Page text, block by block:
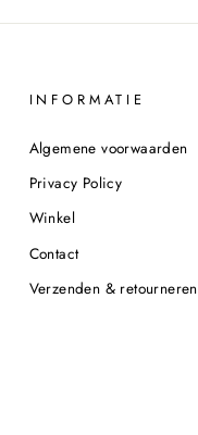
INFORMATIE
Algemene voorwaarden
Privacy Policy
Winkel
Contact
Verzenden & retourneren